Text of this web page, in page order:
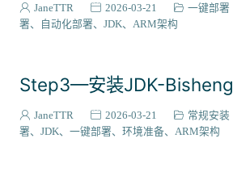
JaneTTR 2026-03-21 一键部署
署
自动化部署 JDK ARM架构
Step3—安装JDK-Bisheng
JaneTTR 2026-03-21 常规安装
署
JDK 一键部署 环境准备 ARM架构